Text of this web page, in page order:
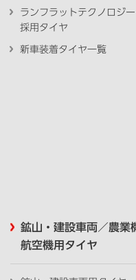
ランフラットテクノロジー
採用タイヤ
新車装着タイヤ一覧
鉱山・建設車両／農業
航空機用タイヤ